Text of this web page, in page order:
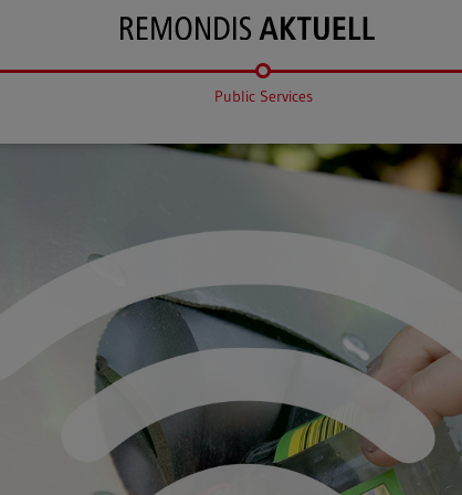
Public Services